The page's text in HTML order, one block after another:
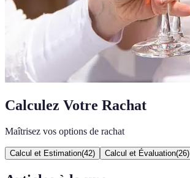
Calculez Votre Rachat
Maîtrisez vos options de rachat
Calcul et Estimation(42) Calcul et Évaluation(26)